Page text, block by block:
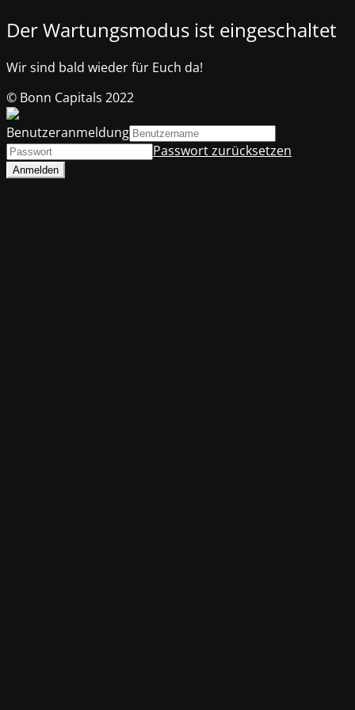
Der Wartungsmodus ist eingeschaltet
Wir sind bald wieder für Euch da!
© Bonn Capitals 2022
Benutzeranmeldung
Passwort zurücksetzen